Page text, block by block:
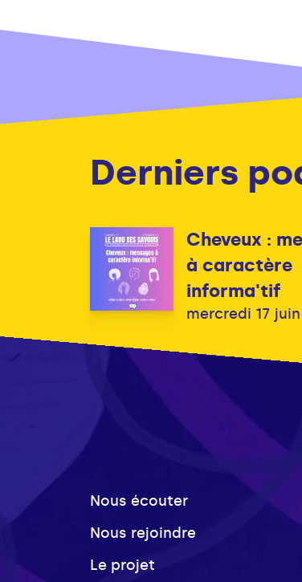
Derniers
Cheveux :
à caractère
informa'tif
mercredi 17 juin
Nous écouter
Nous rejoindre
Le projet